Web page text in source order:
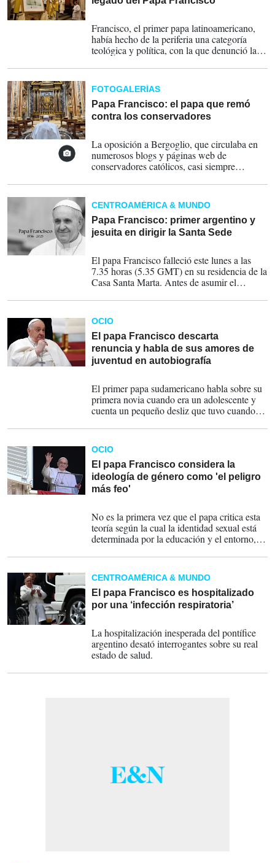
Francisco, el primer papa latinoamericano,
había hecho de la periferia una categoría
teológica y política, con la que denunció la
corrupción y la exclusión.
FOTOGALERÍAS
Papa Francisco: el papa que remó
contra los conservadores
La oposición a Bergoglio, que circulaba en
numerosos blogs y páginas web de
conservadores católicos, casi siempre
por el exnuncio en EEUU Carlo Maria
Viganò, que en agosto de 2018 escribió una
carta abierta en la que solicitó la dimisión del
papa por supuestamente encubrir los abusos
cometidos presuntamente por el caso del
McCarrick. ESTAS SON ALGUNAS
FOTOS HISTÓRICAS DE SU
PONTIFICADO. FOTOS EFE
CENTROAMÉRICA & MUNDO
Papa Francisco: primer argentino y
jesuita en dirigir la Santa Sede
El papa Francisco falleció este lunes a las
7.35 horas (5.35 GMT) en su residencia de la
Casa Santa Marta. Antes de asumir el
arzobispo de Buenos Aires desde 1998 y fue
nombrado cardenal en 2001 por el Papa Juan
Pablo II.
OCIO
El papa Francisco descarta
renuncia y habla de sus amores de
juventud en autobiografía
El primer papa sudamericano habla sobre su
primera novia cuando era un adolescente y
cuenta un pequeño desliz que tuvo cuando,
OCIO
El papa Francisco considera la
ideología de género como 'el peligro
más feo'
No es la primera vez que el papa critica esta
teoría según la cual la identidad sexual está
determinada por la educación y el entorno, y
CENTROAMÉRICA & MUNDO
El papa Francisco es hospitalizado
por una ‘infección respiratoria’
La hospitalización inesperada del pontífice
argentino desató interrogantes sobre su real
estado de salud.